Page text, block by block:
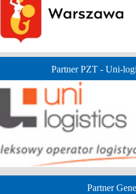
Partner PZT - Uni-
Partner